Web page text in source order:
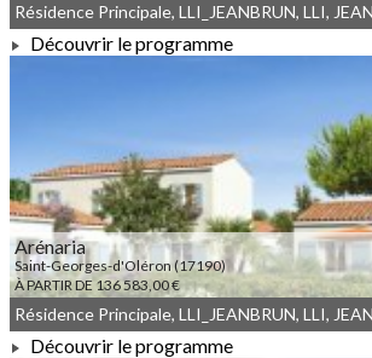
À PARTIR DE 283 250,00 €
Découvrir le programme
Arénaria
Saint-Georges-d'Oléron (17190)
À PARTIR DE 136 583,00 €
Découvrir le programme